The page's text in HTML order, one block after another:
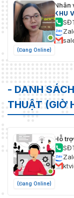
(Đang Online)
Nhân
KHU
- DANH
THUẬT (GIỜ
(Đang Online)
Hỗ